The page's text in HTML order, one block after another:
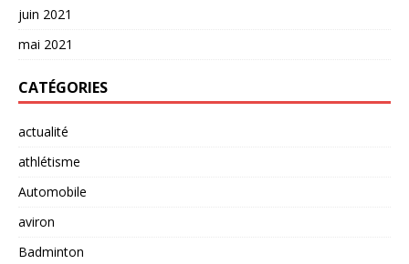
juin 2021
mai 2021
CATÉGORIES
actualité
athlétisme
Automobile
aviron
Badminton